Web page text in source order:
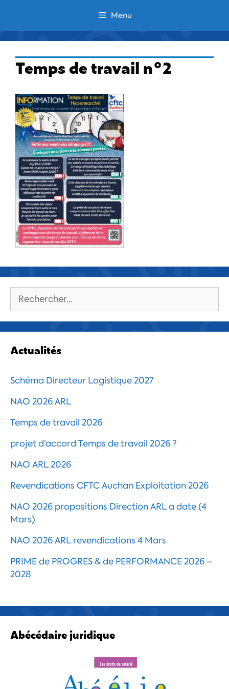
contenu
Menu
Temps de travail n°2
Rechercher :
Actualités
Schéma Directeur Logistique 2027
NAO 2026 ARL
Temps de travail 2026
projet d’accord Temps de travail 2026 ?
NAO ARL 2026
Revendications CFTC Auchan Exploitation 2026
NAO 2026 propositions Direction ARL a date (4
Mars)
NAO 2026 ARL revendications 4 Mars
PRIME de PROGRES & de PERFORMANCE 2026 –
2028
Abécédaire juridique